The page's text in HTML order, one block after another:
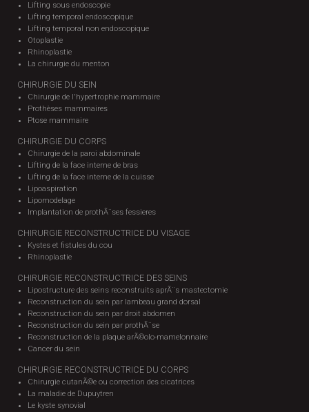
Lifting sous endoscopie
Lifting temporal endoscopique
Lifting temporal non endoscopique
Otoplastie
Rhinoplastie
La chirurgie du menton
CHIRURGIE DU SEIN
Chirurgie de l'hypertrophie mammaire
Prothèses mammaires
Ptose mammaire
CHIRURGIE DU CORPS
Chirurgie de la paroi abdominale
Lifting de la face interne de bras
Lifting de la face interne de la cuisse
Lipoaspiration
Lipomodelage
Implantation de prothÃ¨ses fessieres
CHIRURGIE RECONSTRUCTRICE DU VISAGE
Kystes et fistules du cou
Rhinoplastie
CHIRURGIE RECONSTRUCTRICE DES SEINS
Lipostructure des seins reconstruits aprÃ¨s mastectomie
Reconstruction du sein par lambeau grand dorsal
Reconstruction du sein par droit abdomen
Reconstruction du sein par prothÃ¨se
Reconstruction de la plaque arÃ©olo-mamelonnaire
Cancer du sein
CHIRURGIE RECONSTRUCTRICE DU CORPS
Chirurgie cutanÃ©e ou correction des cicatrices
La maladie de Dupuytren
Le kyste synovial